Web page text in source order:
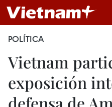
POLÍTICA
Vietnam
exposición